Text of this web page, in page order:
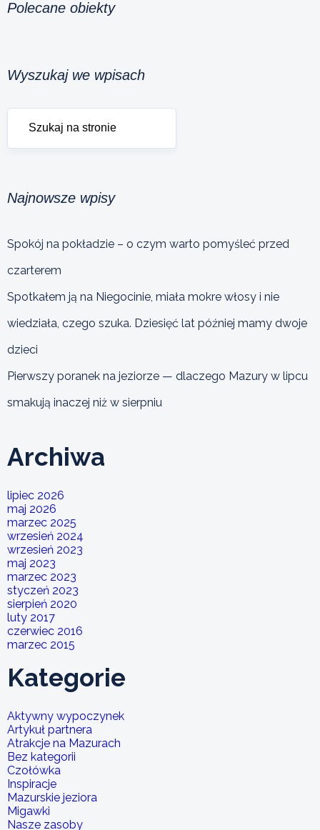
Polecane obiekty
Wyszukaj we wpisach
Najnowsze wpisy
Spokój na pokładzie – o czym warto pomyśleć przed
czarterem
Spotkałem ją na Niegocinie, miała mokre włosy i nie
wiedziała, czego szuka. Dziesięć lat później mamy dwoje
dzieci
Pierwszy poranek na jeziorze — dlaczego Mazury w lipcu
smakują inaczej niż w sierpniu
Archiwa
lipiec 2026
maj 2026
marzec 2025
wrzesień 2024
wrzesień 2023
maj 2023
marzec 2023
styczeń 2023
sierpień 2020
luty 2017
czerwiec 2016
marzec 2015
Kategorie
Aktywny wypoczynek
Artykuł partnera
Atrakcje na Mazurach
Bez kategorii
Czołówka
Inspiracje
Mazurskie jeziora
Migawki
Nasze zasoby